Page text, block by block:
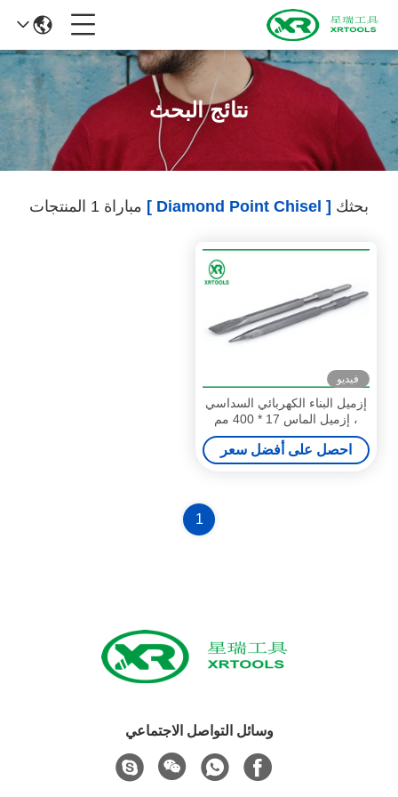
نتائج البحث
بحثك [ Diamond Point Chisel ] مباراة 1 المنتجات
فيديو
إزميل البناء الكهربائي السداسي
، إزميل الماس 17 * 400 مم
احصل على أفضل سعر
1
وسائل التواصل الاجتماعي